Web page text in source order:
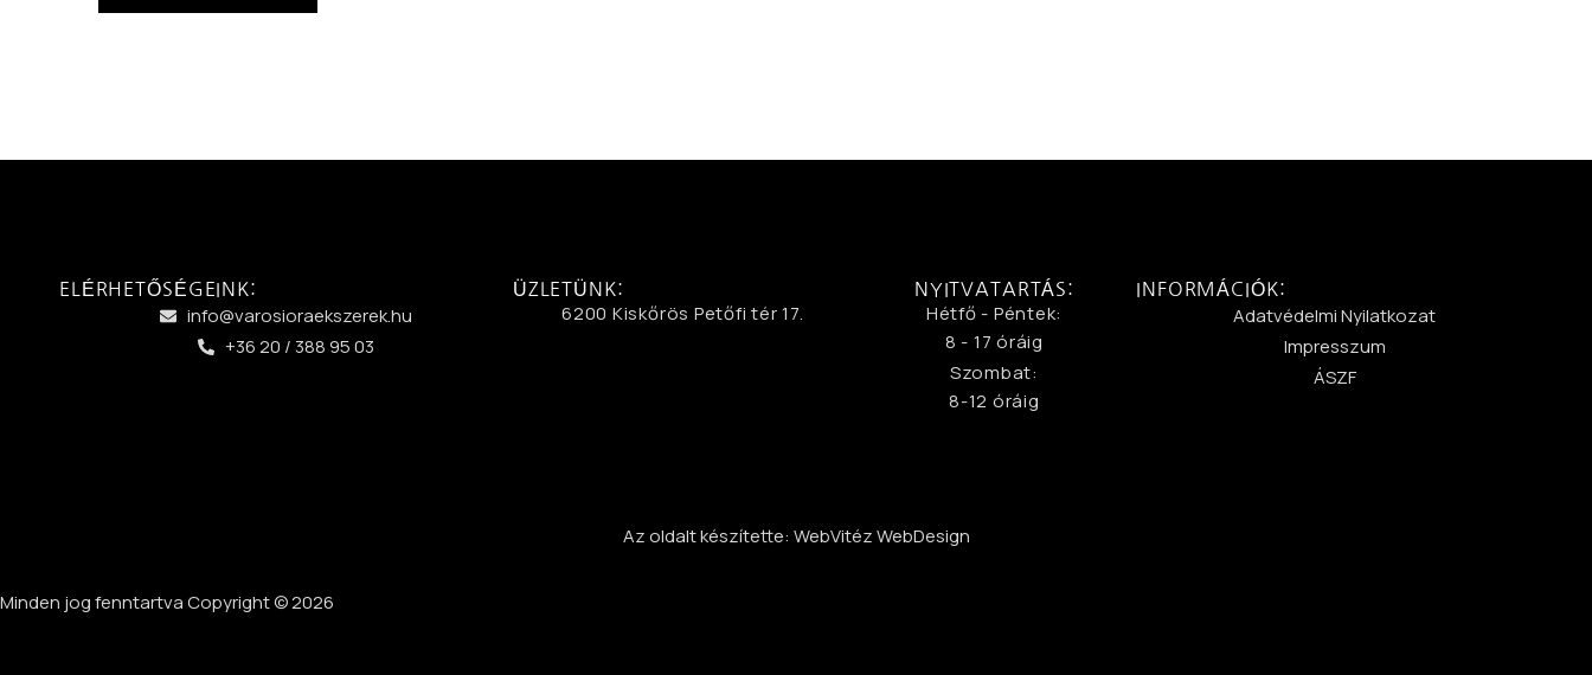
ELÉRHETŐSÉGEINK:
info@varosioraekszerek.hu
+36 20 / 388 95 03
ÜZLETÜNK:
6200 Kiskőrös Petőfi tér 17.
NYITVATARTÁS:
Hétfő - Péntek:
8 - 17 óráig
Szombat:
8-12 óráig
INFORMÁCIÓK:
Adatvédelmi Nyilatkozat
Impresszum
ÁSZF
Az oldalt készítette: WebVitéz WebDesign
Minden jog fenntartva Copyright © 2026